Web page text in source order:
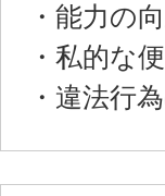
・能力の
・私的な
・違法行